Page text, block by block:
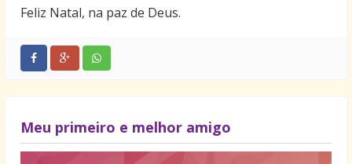
Feliz Natal, na paz de Deus.
Meu primeiro e melhor amigo